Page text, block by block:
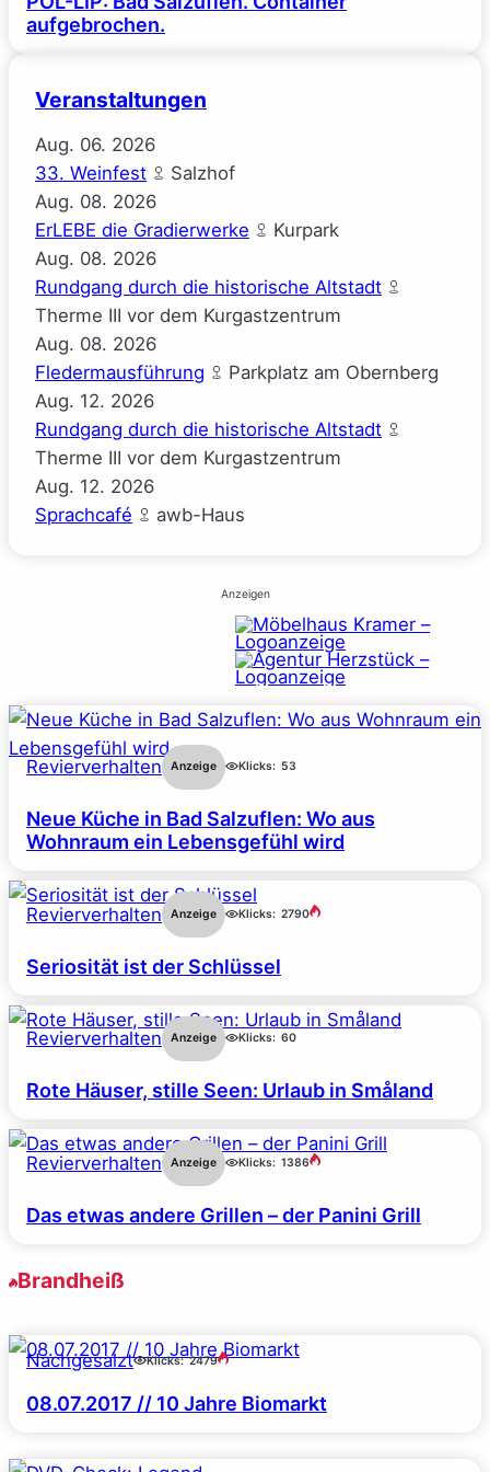
aufgebrochen.
Veranstaltungen
Aug. 06. 2026
33. Weinfest
Salzhof
Aug. 08. 2026
ErLEBE die Gradierwerke
Kurpark
Aug. 08. 2026
Rundgang durch die historische Altstadt
Therme III vor dem Kurgastzentrum
Aug. 08. 2026
Fledermausführung
Parkplatz am Obernberg
Aug. 12. 2026
Rundgang durch die historische Altstadt
Therme III vor dem Kurgastzentrum
Aug. 12. 2026
Sprachcafé
awb-Haus
Anzeigen
Revierverhalten Anzeige Klicks: 53
Neue Küche in Bad Salzuflen: Wo aus
Wohnraum ein Lebensgefühl wird
Revierverhalten Anzeige Klicks: 2790
Seriosität ist der Schlüssel
Revierverhalten Anzeige Klicks: 60
Rote Häuser, stille Seen: Urlaub in Småland
Revierverhalten Anzeige Klicks: 1386
Das etwas andere Grillen – der Panini Grill
Brandheiß
Nachgesalzt Klicks: 2479
08.07.2017 // 10 Jahre Biomarkt